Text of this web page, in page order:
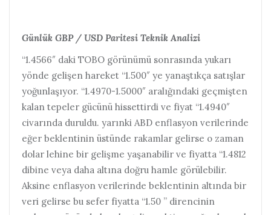
Günlük GBP / USD Paritesi Teknik Analizi
“1.4566″ daki TOBO görünümü sonrasında yukarı
yönde gelişen hareket “1.500″ ye yanaştıkça satışlar
yoğunlaşıyor. “1.4970-1.5000″ aralığındaki geçmişten
kalan tepeler gücünü hissettirdi ve fiyat “1.4940″
civarında duruldu. yarınki ABD enflasyon verilerinde
eğer beklentinin üstünde rakamlar gelirse o zaman
dolar lehine bir gelişme yaşanabilir ve fiyatta “1.4812
dibine veya daha altına doğru hamle görülebilir.
Aksine enflasyon verilerinde beklentinin altında bir
veri gelirse bu sefer fiyatta “1.50 ” direncinin